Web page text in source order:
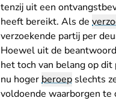
tenzij uit een
heeft bereikt. Als de
verzoekende partij per
Hoewel uit de
het toch van belang op
nu hogerberoep slechts
voldoende waarborgen te